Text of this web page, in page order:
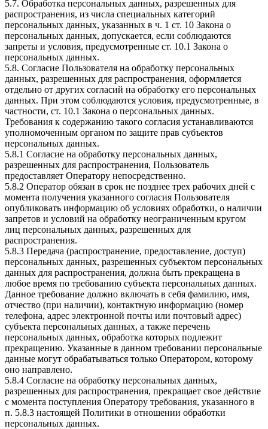
5.7. Обработка персональных данных, разрешенных для
распространения, из числа специальных категорий
персональных данных, указанных в ч. 1 ст. 10 Закона о
персональных данных, допускается, если соблюдаются
запреты и условия, предусмотренные ст. 10.1 Закона о
персональных данных.
5.8. Согласие Пользователя на обработку персональных
данных, разрешенных для распространения, оформляется
отдельно от других согласий на обработку его персональных
данных. При этом соблюдаются условия, предусмотренные, в
частности, ст. 10.1 Закона о персональных данных.
Требования к содержанию такого согласия устанавливаются
уполномоченным органом по защите прав субъектов
персональных данных.
5.8.1 Согласие на обработку персональных данных,
разрешенных для распространения, Пользователь
предоставляет Оператору непосредственно.
5.8.2 Оператор обязан в срок не позднее трех рабочих дней с
момента получения указанного согласия Пользователя
опубликовать информацию об условиях обработки, о наличии
запретов и условий на обработку неограниченным кругом
лиц персональных данных, разрешенных для
распространения.
5.8.3 Передача (распространение, предоставление, доступ)
персональных данных, разрешенных субъектом персональных
данных для распространения, должна быть прекращена в
любое время по требованию субъекта персональных данных.
Данное требование должно включать в себя фамилию, имя,
отчество (при наличии), контактную информацию (номер
телефона, адрес электронной почты или почтовый адрес)
субъекта персональных данных, а также перечень
персональных данных, обработка которых подлежит
прекращению. Указанные в данном требовании персональные
данные могут обрабатываться только Оператором, которому
оно направлено.
5.8.4 Согласие на обработку персональных данных,
разрешенных для распространения, прекращает свое действие
с момента поступления Оператору требования, указанного в
п. 5.8.3 настоящей Политики в отношении обработки
персональных данных.